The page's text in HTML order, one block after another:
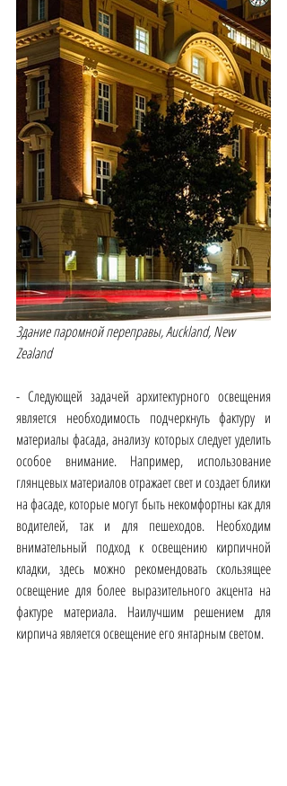
Здание паромной переправы, Auckland, New
Zealand
- Следующей задачей архитектурного освещения
является необходимость подчеркнуть фактуру и
материалы фасада, анализу которых следует уделить
особое внимание. Например, использование
глянцевых материалов отражает свет и создает блики
на фасаде, которые могут быть некомфортны как для
водителей, так и для пешеходов. Необходим
внимательный подход к освещению кирпичной
кладки, здесь можно рекомендовать скользящее
освещение для более выразительного акцента на
фактуре материала. Наилучшим решением для
кирпича является освещение его янтарным светом.